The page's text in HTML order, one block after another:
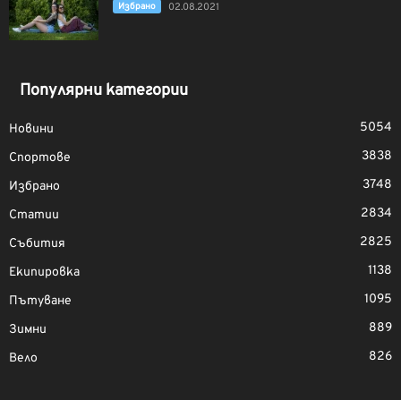
Избрано 02.08.2021
Популярни категории
Новини
5054
Спортове
3838
Избрано
3748
Статии
2834
Събития
2825
Екипировка
1138
Пътуване
1095
Зимни
889
Вело
826